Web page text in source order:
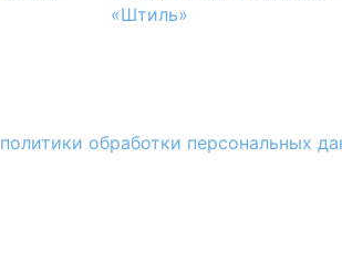
«Штиль»
политики обработки персональных